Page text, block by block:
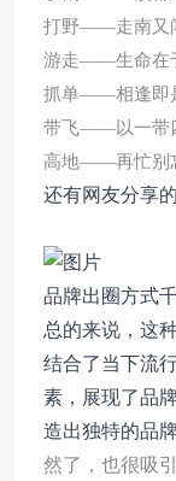
打野——走南又
游走——生命在
抓单——相逢即
带飞——以一带
高地——再忙别
还有网友分享
品牌出圈方式
总的来说，这
结合了当下流
素 ， 展现了品
造出独特的品
然了，也很吸